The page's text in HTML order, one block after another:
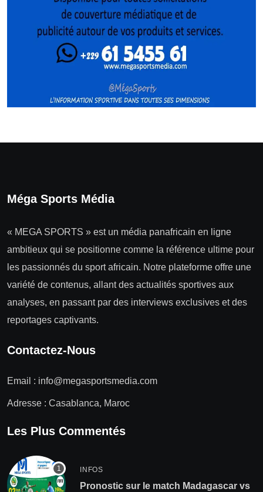
Méga Sports Média
« MEGA SPORTS » est un média panafricain en ligne
ambitieux qui se positionne comme la référence ultime pour
les passionnés du sport africain. Notre plateforme offre une
variété de contenus, allant des actualités sportives aux
analyses, en passant par des interviews exclusives et des
reportages captivants.
Contactez-Nous
Email : info@megasportsmedia.com
Adresse : Casablanca, Maroc
Les Plus Commentés
INFOS
Pronostic sur le match Madagascar vs